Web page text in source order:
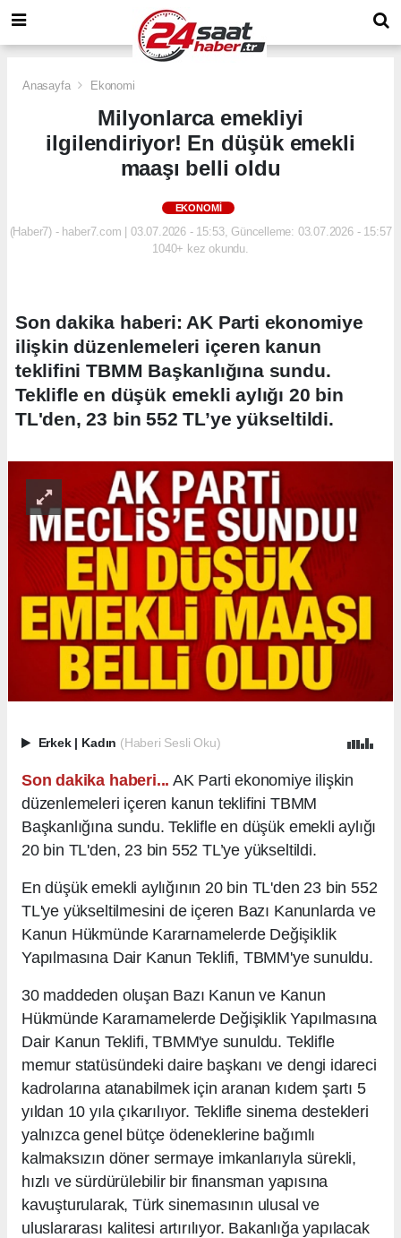
Anasayfa Ekonomi
Milyonlarca emekliyi
ilgilendiriyor! En düşük emekli
maaşı belli oldu
EKONOMI
(Haber7) - haber7.com | 03.07.2026 - 15:53, Güncelleme: 03.07.2026 - 15:57
1040+ kez okundu.
Son dakika haberi: AK Parti ekonomiye
ilişkin düzenlemeleri içeren kanun
teklifini TBMM Başkanlığına sundu.
Teklifle en düşük emekli aylığı 20 bin
TL'den, 23 bin 552 TL’ye yükseltildi.
Erkek Kadın (Haberi Sesli Oku)
Son dakika haberi... AK Parti ekonomiye ilişkin
düzenlemeleri içeren kanun teklifini TBMM
Başkanlığına sundu. Teklifle en düşük emekli aylığı
20 bin TL'den, 23 bin 552 TL’ye yükseltildi.
En düşük emekli aylığının 20 bin TL'den 23 bin 552
TL'ye yükseltilmesini de içeren Bazı Kanunlarda ve
Kanun Hükmünde Kararnamelerde Değişiklik
Yapılmasına Dair Kanun Teklifi, TBMM'ye sunuldu.
30 maddeden oluşan Bazı Kanun ve Kanun
Hükmünde Kararnamelerde Değişiklik Yapılmasına
Dair Kanun Teklifi, TBMM'ye sunuldu. Teklifle
memur statüsündeki daire başkanı ve dengi idareci
kadrolarına atanabilmek için aranan kıdem şartı 5
yıldan 10 yıla çıkarılıyor. Teklifle sinema destekleri
yalnızca genel bütçe ödeneklerine bağımlı
kalmaksızın döner sermaye imkanlarıyla sürekli,
hızlı ve sürdürülebilir bir finansman yapısına
kavuşturularak, Türk sinemasının ulusal ve
uluslararası kalitesi artırılıyor. Bakanlığa yapılacak